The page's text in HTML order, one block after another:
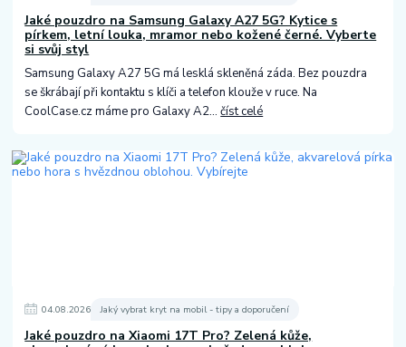
Jaké pouzdro na Samsung Galaxy A27 5G? Kytice s
pírkem, letní louka, mramor nebo kožené černé. Vyberte
si svůj styl
Samsung Galaxy A27 5G má lesklá skleněná záda. Bez pouzdra
se škrábají při kontaktu s klíči a telefon klouže v ruce. Na
CoolCase.cz máme pro Galaxy A2...číst celé
04.08.2026 Jaký vybrat kryt na mobil - tipy a doporučení
Jaké pouzdro na Xiaomi 17T Pro? Zelená kůže,